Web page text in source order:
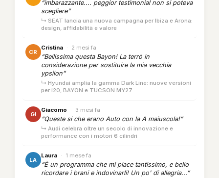
“imbarazzante.... peggior testimonial non si poteva
scegliere”
↳ SEAT lancia una nuova campagna per Ibiza e Arona:
design, affidabilità e valore
CR
Cristina · 2 mesi fa
“Bellissima questa Bayon! La terrò in
considerazione per sostituire la mia vecchia
ypsilon”
↳ Hyundai amplia la gamma Dark Line: nuove versioni
per i20, BAYON e TUCSON MY27
GI
Giacomo · 3 mesi fa
“Queste si che erano Auto con la A maiuscola!”
↳ Audi celebra oltre un secolo di innovazione e
performance con i motori 6 cilindri
LA
Laura · 1 mese fa
“È un programma che mi piace tantissimo, e bello
ricordare i brani e indovinarli! Un po' di allegria...”